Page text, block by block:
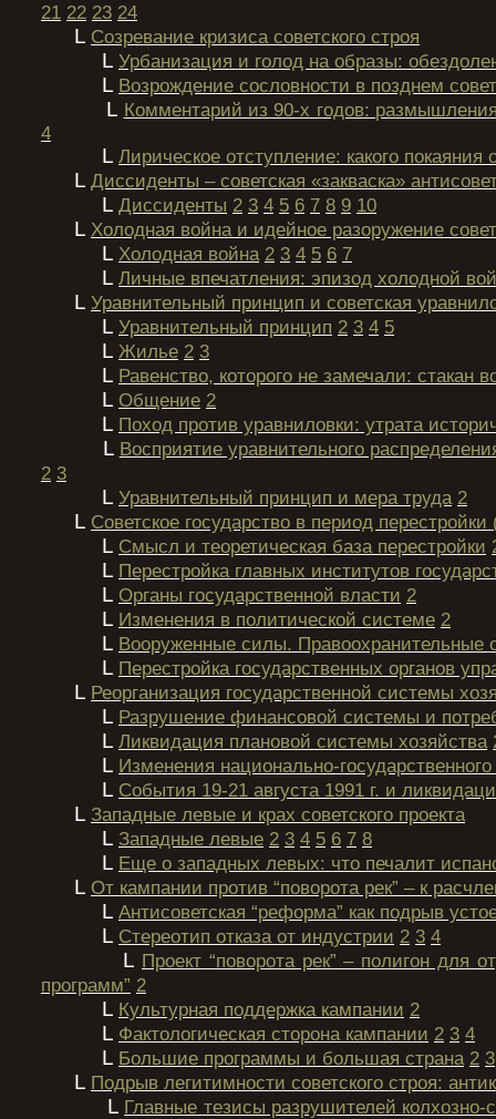
21 22 23 24
L Созревание кризиса советского строя
L Урбанизация и голод на образы:
L Возрождение сословности в позднем
L Комментарий из 90-х годов:
4
L Лирическое отступление: какого покаяния
L Диссиденты – советская «закваска»
L Диссиденты 2 3 4 5 6 7 8 9 10
L Холодная война и идейное разоружение
L Холодная война 2 3 4 5 6 7
L Личные впечатления: эпизод холодной
L Уравнительный принцип и советская
L Уравнительный принцип 2 3 4 5
L Жилье 2 3
L Равенство, которого не замечали: cтакан
L Общение 2
L Поход против уравниловки: утрата
L Восприятие уравнительного
2 3
L Уравнительный принцип и мера труда 2
L Советское государство в период перестройки
L Смысл и теоретическая база перестройки
L Перестройка главных институтов
L Органы государственной власти 2
L Изменения в политической системе 2
L Вооруженные силы. Правоохранительные
L Перестройка государственных органов
L Реорганизация государственной системы
L Разрушение финансовой системы и
L Ликвидация плановой системы хозяйства
L Изменения национально-
L События 19-21 августа 1991 г. и
L Западные левые и крах советского проекта
L Западные левые 2 3 4 5 6 7 8
L Еще о западных левых: что печалит
L От кампании против “поворота рек” – к
L Антисоветская “реформа” как подрыв
L Стереотип отказа от индустрии 2 3 4
L Проект “поворота рек” – полигон для
программ” 2
L Культурная поддержка кампании 2
L Фактологическая сторона кампании 2 3 4
L Большие программы и большая страна 2 3
L Подрыв легитимности советского строя:
L Главные тезисы разрушителей колхозно-